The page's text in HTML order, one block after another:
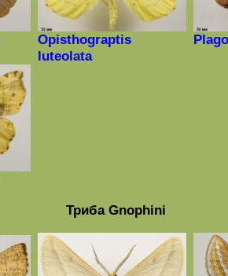
Opisthograptis
luteolata
ТрибаGnophini